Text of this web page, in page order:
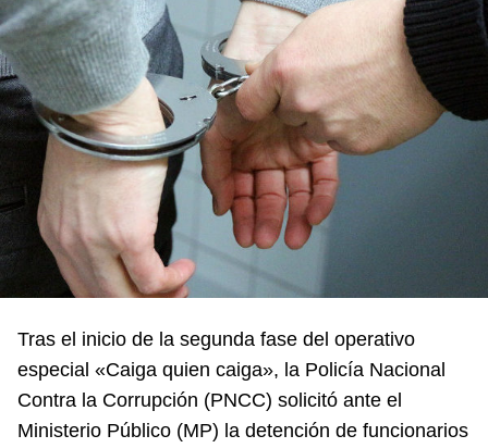
Tras el inicio de la segunda fase del operativo
especial «Caiga quien caiga», la Policía Nacional
Contra la Corrupción (PNCC) solicitó ante el
Ministerio Público (MP) la detención de funcionarios